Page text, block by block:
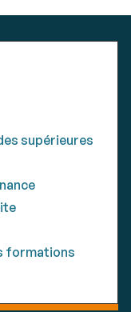
supérieures
formations